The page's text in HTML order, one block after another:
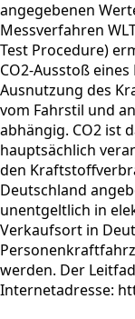
angegebenen
Messverfahren
Test Procedure)
CO2-Ausstoß
Ausnutzung des
vom Fahrstil und
abhängig. CO2 ist
hauptsächlich
den
Deutschland
unentgeltlich in
Verkaufsort in
werden. Der
Internetadresse: